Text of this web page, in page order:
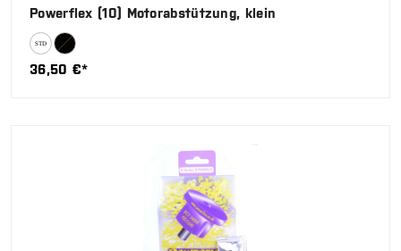
Powerflex (10) Motorabstützung, klein
36,50 €*